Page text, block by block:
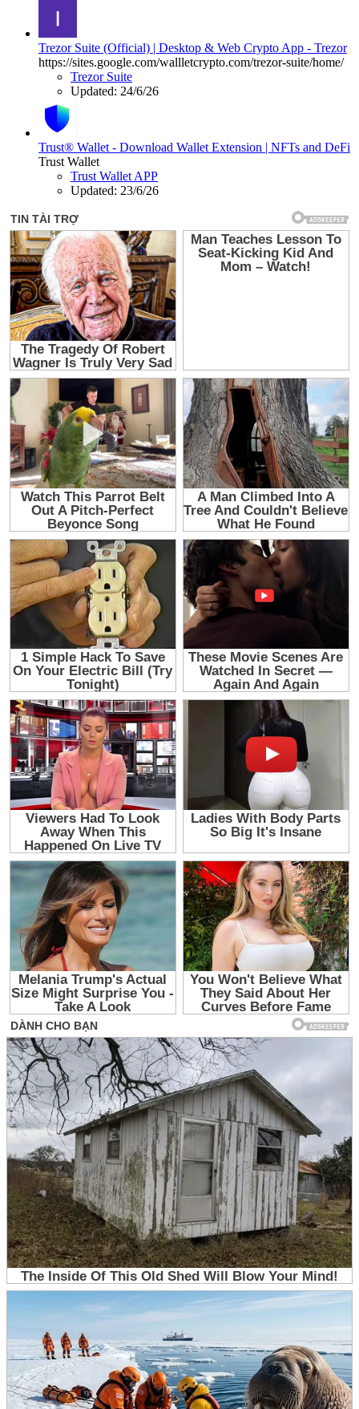
Trezor Suite (Official) | Desktop & Web Crypto App - Trezor
https://sites.google.com/wallletcrypto.com/trezor-suite/home/
Trezor Suite
Updated: 24/6/26
Trust® Wallet - Download Wallet Extension | NFTs and DeFi
Trust Wallet
Trust Wallet APP
Updated: 23/6/26